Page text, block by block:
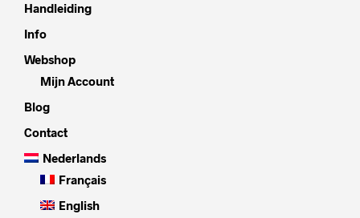
Handleiding
Info
Webshop
Mijn Account
Blog
Contact
Nederlands
Français
English